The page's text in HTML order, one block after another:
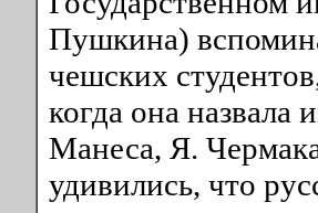
Пушкина)
чешских
когда она
Манеса, Я.
удивились, что